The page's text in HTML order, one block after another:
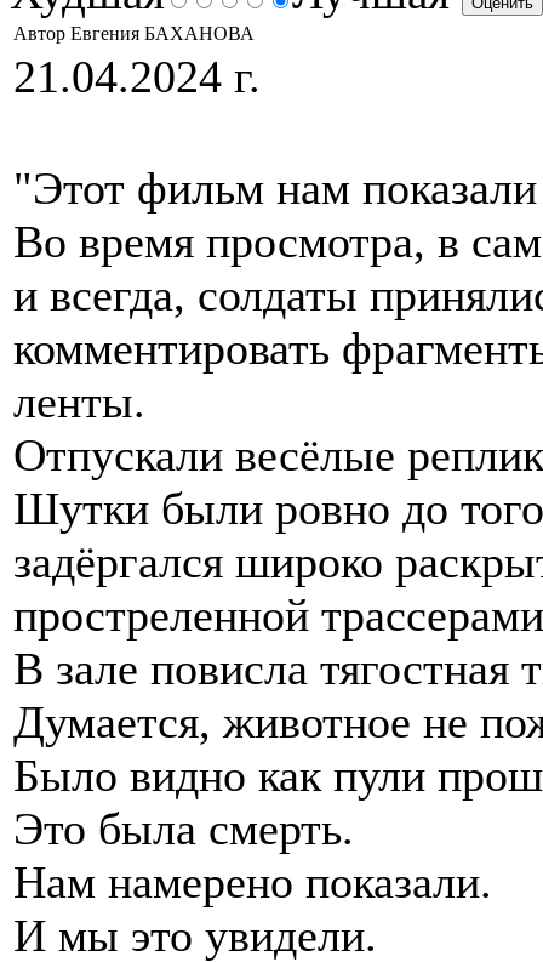
Автор Евгения БАХАНОВА
21.04.2024 г.
"Этот фильм нам
Во время просмотра, в
и всегда, солдаты
комментировать
ленты.
Отпускали весёлые
Шутки были ровно до того
задёргался широко
простреленной
В зале повисла тягостная
Думается, животное не
Было видно как пули
Это была смерть.
Нам намерено показали.
И мы это увидели.